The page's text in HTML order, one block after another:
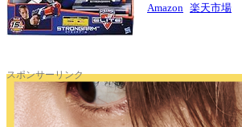
Amazon 楽天市場